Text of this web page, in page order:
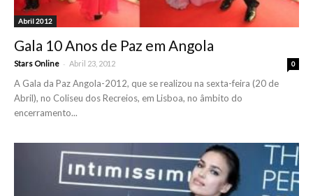
Abril 2012
Gala 10 Anos de Paz em Angola
Stars Online - Abril 23, 2012 0
A Gala da Paz Angola-2012, que se realizou na sexta-feira (20 de
Abril), no Coliseu dos Recreios, em Lisboa, no âmbito do
encerramento...